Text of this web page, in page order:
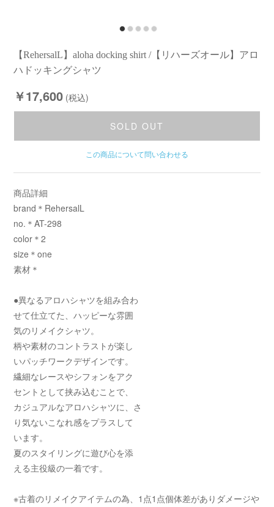
【RehersalL】aloha docking shirt /【リハーズオール】アロ
ハドッキングシャツ
￥17,600 (税込)
SOLD OUT
この商品について問い合わせる
商品詳細
brand＊RehersalL
no.＊AT-298
color＊2
size＊one
素材＊
●異なるアロハシャツを組み合わ
せて仕立てた、ハッピーな雰囲
気のリメイクシャツ。
柄や素材のコントラストが楽し
いパッチワークデザインです。
繊細なレースやシフォンをアク
セントとして挟み込むことで、
カジュアルなアロハシャツに、さ
り気ないこなれ感をプラスして
います。
夏のスタイリングに遊び心を添
える主役級の一着です。
※古着のリメイクアイテムの為、1点1点個体差がありダメージや